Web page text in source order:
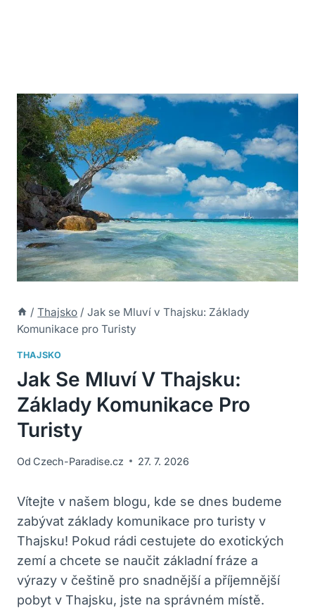
/ Thajsko / Jak se Mluví v Thajsku: Základy
Komunikace pro Turisty
THAJSKO
Jak Se Mluví V Thajsku:
Základy Komunikace Pro
Turisty
Od Czech-Paradise.cz 27. 7. 2026
Vítejte v našem‌ blogu, kde se dnes budeme
zabývat základy ⁣komunikace pro turisty v‍
Thajsku! Pokud rádi cestujete do⁣ exotických
zemí a chcete se naučit základní fráze⁤ a
výrazy⁢ v češtině pro snadnější a příjemnější
pobyt v Thajsku, jste⁣ na správném místě.